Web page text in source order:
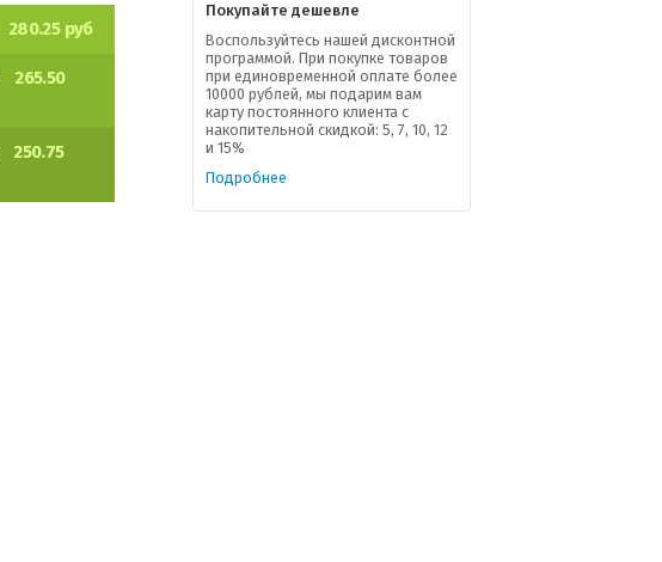
280.25 руб
265.50
250.75
Покупайте дешевле
Воспользуйтесь нашей дисконтной
программой. При покупке товаров
при единовременной оплате более
10000 рублей, мы подарим вам
карту постоянного клиента с
накопительной скидкой: 5, 7, 10, 12
и 15%
Подробнее